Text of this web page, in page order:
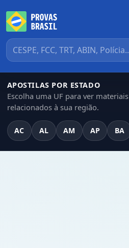
APOSTILAS POR ESTADO
Escolha uma UF para ver
relacionados à sua região.
AC AL AM AP BA